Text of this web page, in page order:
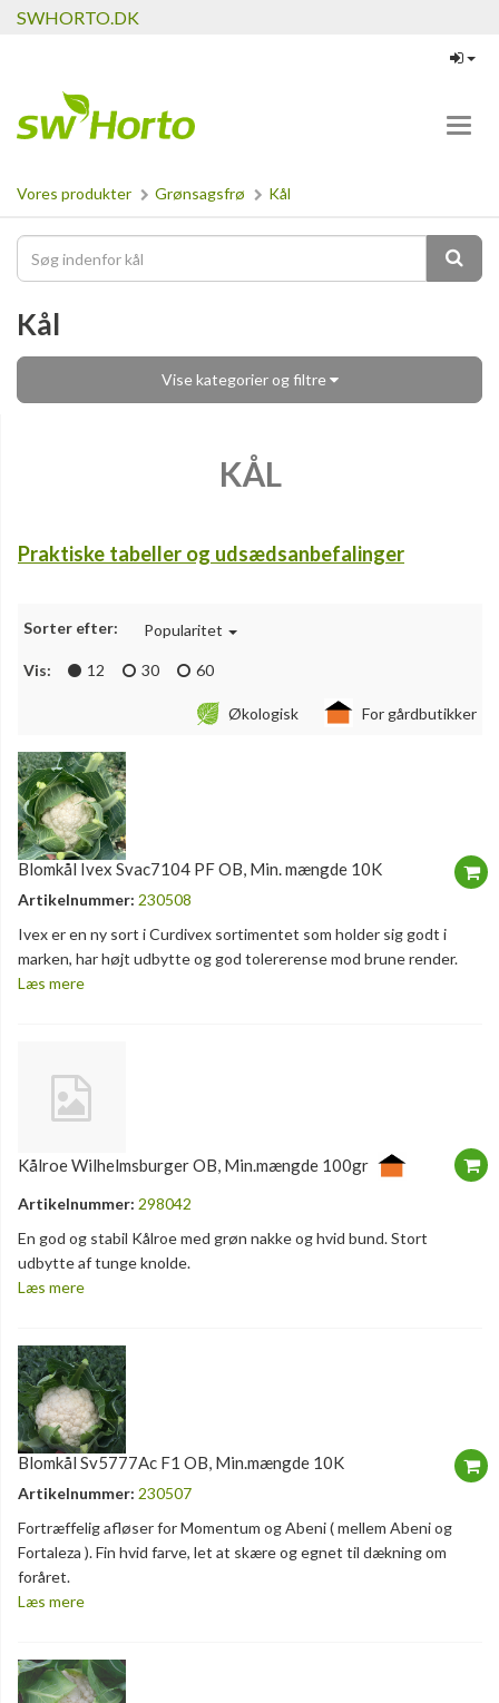
SWHORTO.DK
Vores produkter Grønsagsfrø Kål
Kål
Vise kategorier og filtre
KÅL
Praktiske tabeller og udsædsanbefalinger
Sorter efter: Popularitet
Vis: 12 30 60
Økologisk For gårdbutikker
Blomkål Ivex Svac7104 PF OB, Min. mængde 10K
Artikelnummer: 230508
Ivex er en ny sort i Curdivex sortimentet som holder sig godt i
marken, har højt udbytte og god tolererense mod brune render.
Læs mere
Kålroe Wilhelmsburger OB, Min.mængde 100gr
Artikelnummer: 298042
En god og stabil Kålroe med grøn nakke og hvid bund. Stort
udbytte af tunge knolde.
Læs mere
Blomkål Sv5777Ac F1 OB, Min.mængde 10K
Artikelnummer: 230507
Fortræffelig afløser for Momentum og Abeni ( mellem Abeni og
Fortaleza ). Fin hvid farve, let at skære og egnet til dækning om
foråret.
Læs mere